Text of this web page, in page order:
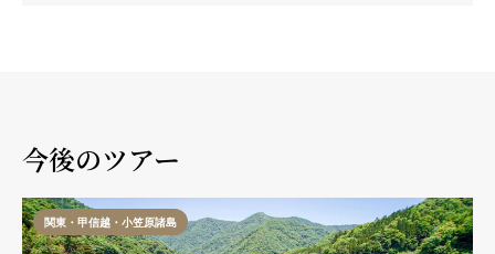
今後のツアー
関東・甲信越・小笠原諸島